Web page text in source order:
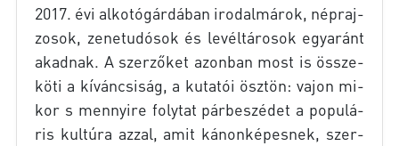
2017. évi al­ko­tó­gár­dá­ban iro­dal­má­rok, nép­raj­
zo­sok, ze­ne­tu­dó­sok és le­vél­tá­ro­sok egy­aránt
akad­nak. A szer­ző­ket azon­ban most is össze­
kö­ti a kí­ván­csi­ság, a ku­ta­tói ösz­tön: va­jon mi­
kor s mennyi­re foly­tat pár­be­szé­det a po­pu­lá­
ris kul­tú­ra az­zal, amit ká­non­ké­pes­nek, szer­